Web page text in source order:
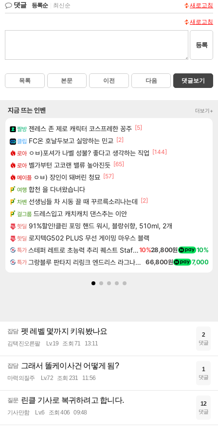
댓글 등록순 최신순 새로고침
새로고침
등록
목록 본문 이전 다음 댓글보기
지금 뜨는 인벤 더보기+
짤방 젠레스 존 제로 캐릭터 코스프레한 꽁주 [5]
클립 FC온 호날두보고 실망하는 민교 [2]
로아 ㅇㅂ)포셔가 나벨 성불? 좋다고 생각하는 직업 [144]
로아 벨가부턴 고코랜 밸류 높아진듯 [65]
메이플 ㅇㅂ) 장인이 돼버린 청묘 [57]
여행 합천 을 다녀왔습니다
차벤 선생님들 차 시동 끌 때 꾸르륵소리나는데 [2]
걸그룹 드레스입고 캐치캐치 댄스추는 이안
핫딜 91%할인!클린 포밍 핸드 워시, 블랑쉬향, 510ml, 2개
핫딜 로지텍G502 PLUS 무선 게이밍 마우스 블랙
특가 스테퍼 레트로 초능력 추리 퀘스트 Staffer Retro A Supernatural Mystery Quest10%28,800원 10%
특가 그랑블루 판타지 리링크 엔드리스 라그나로크 Granblue Fantasy Relink Endless Ragnarok 66,800원 7,000
잡담 펫 레벨 몇까지 키워봤나요
김택진오른팔 Lv.19 조회 71 13:11
2
댓글
잡담 그래서 똘케이사건 어떻게 됨?
마력의질주 Lv.72 조회 231 11:56
1
댓글
질문 린클 기사로 복귀하려고 합니다.
기사만함 Lv.6 조회 406 09:48
12
댓글